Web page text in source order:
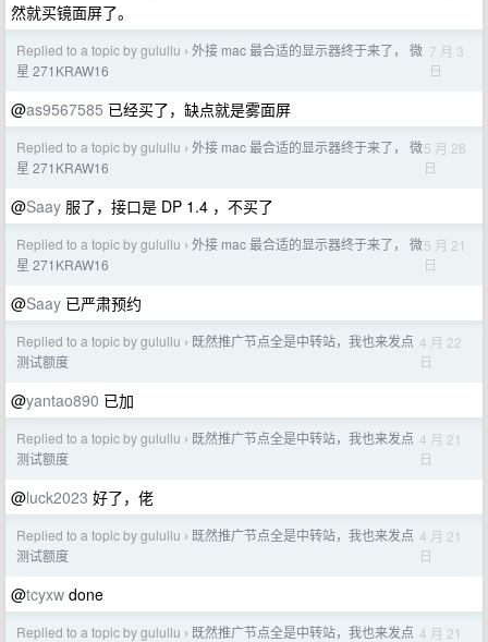
然就买镜面屏了。
Replied to a topic by gulullu › 外接 mac 最合适的显示器终于来了， 微
星 271KRAW16
7 月 3
日
@as9567585 已经买了，缺点就是雾面屏
Replied to a topic by gulullu › 外接 mac 最合适的显示器终于来了， 微
星 271KRAW16
5 月 28
日
@Saay 服了，接口是 DP 1.4 ，不买了
Replied to a topic by gulullu › 外接 mac 最合适的显示器终于来了， 微
星 271KRAW16
5 月 21
日
@Saay 已严肃预约
Replied to a topic by gulullu › 既然推广节点全是中转站，我也来发点
测试额度
4 月 22
日
@yantao890 已加
Replied to a topic by gulullu › 既然推广节点全是中转站，我也来发点
测试额度
4 月 21
日
@luck2023 好了，佬
Replied to a topic by gulullu › 既然推广节点全是中转站，我也来发点
测试额度
4 月 21
日
@tcyxw done
Replied to a topic by gulullu › 既然推广节点全是中转站，我也来发点 4 月 21